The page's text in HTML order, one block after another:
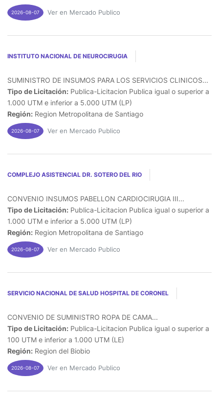
2026-08-07 Ver en Mercado Publico
INSTITUTO NACIONAL DE NEUROCIRUGIA
SUMINISTRO DE INSUMOS PARA LOS SERVICIOS CLINICOS...
Tipo de Licitación: Publica-Licitacion Publica igual o superior a
1.000 UTM e inferior a 5.000 UTM (LP)
Región: Region Metropolitana de Santiago
2026-08-07 Ver en Mercado Publico
COMPLEJO ASISTENCIAL DR. SOTERO DEL RIO
CONVENIO INSUMOS PABELLON CARDIOCIRUGIA III...
Tipo de Licitación: Publica-Licitacion Publica igual o superior a
1.000 UTM e inferior a 5.000 UTM (LP)
Región: Region Metropolitana de Santiago
2026-08-07 Ver en Mercado Publico
SERVICIO NACIONAL DE SALUD HOSPITAL DE CORONEL
CONVENIO DE SUMINISTRO ROPA DE CAMA...
Tipo de Licitación: Publica-Licitacion Publica igual o superior a
100 UTM e inferior a 1.000 UTM (LE)
Región: Region del Biobio
2026-08-07 Ver en Mercado Publico